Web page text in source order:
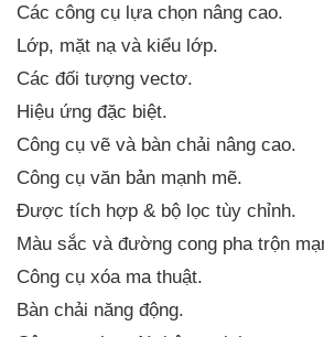
Các công cụ lựa chọn nâng cao.
Lớp, mặt nạ và kiểu lớp.
Các đối tượng vectơ.
Hiệu ứng đặc biệt.
Công cụ vẽ và bàn chải nâng cao.
Công cụ văn bản mạnh mẽ.
Được tích hợp & bộ lọc tùy chỉnh.
Màu sắc và đường cong pha trộn
Công cụ xóa ma thuật.
Bàn chải năng động.